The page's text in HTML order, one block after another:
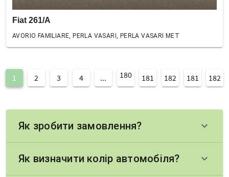
Fiat 261/A
AVORIO FAMILIARE, PERLA VASARI, PERLA VASARI MET
1 2 3 4 ... 180 181 182 181 182
Як зробити замовлення? keyboard_arrow_down
Як визначити колір автомобіля? keyboard_arrow_down